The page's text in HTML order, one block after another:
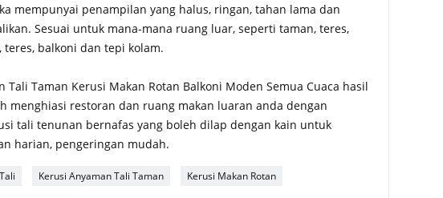
mempunyai penampilan yang halus, ringan, tahan lama dan
Sesuai untuk mana-mana ruang luar, seperti taman, teres,
teres, balkoni dan tepi kolam.
Tali Taman Kerusi Makan Rotan Balkoni Moden Semua Cuaca hasil
menghiasi restoran dan ruang makan luaran anda dengan
tali tenunan bernafas yang boleh dilap dengan kain untuk
harian, pengeringan mudah.
Kerusi Anyaman Tali Taman Kerusi Makan Rotan